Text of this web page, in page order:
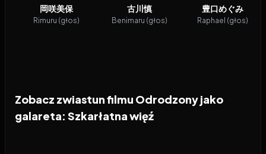
岡咲美保
Rimuru (głos)
古川慎
Benimaru (głos)
豊口めぐみ
Raphael (głos)
Zobacz zwiastun filmu Odrodzony jako
galareta: Szkarłatna więź